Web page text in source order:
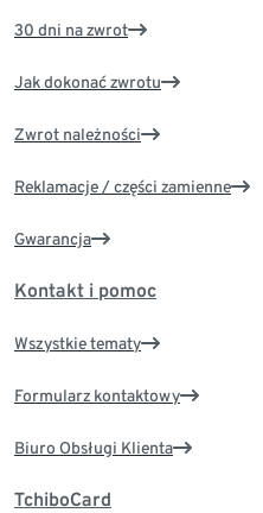
30 dni na zwrot
Jak dokonać zwrotu
Zwrot należności
Reklamacje / części zamienne
Gwarancja
Kontakt i pomoc
Wszystkie tematy
Formularz kontaktowy
Biuro Obsługi Klienta
TchiboCard